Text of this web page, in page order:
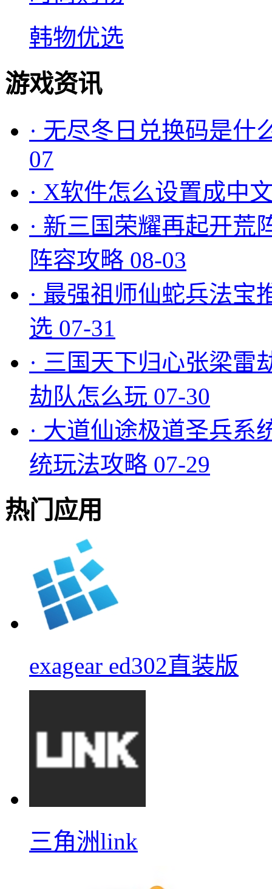
韩物优选
游戏资讯
· 无尽冬日兑换码是什
07
· X软件怎么设置成中
· 新三国荣耀再起开荒
阵容攻略 08-03
· 最强祖师仙蛇兵法宝
选 07-31
· 三国天下归心张梁雷
劫队怎么玩 07-30
· 大道仙途极道圣兵系
统玩法攻略 07-29
热门应用
exagear ed302直装版
三角洲link